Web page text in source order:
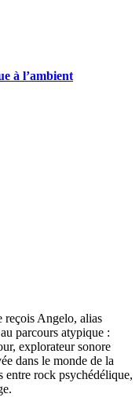
à l’ambient
reçois Angelo, alias
parcours atypique :
explorateur sonore
dans le monde de la
entre rock psychédélique,